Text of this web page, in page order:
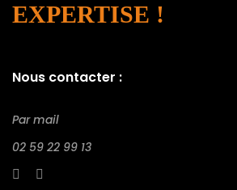
EXPERTISE !
Nous contacter :
Par mail
02 59 22 99 13